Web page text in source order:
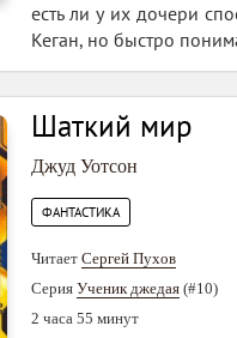
есть ли у их дочери
Кеган, но быстро
Шаткий мир
Джуд Уотсон
ФАНТАСТИКА
Читает Сергей Пухов
Серия Ученик джедая (#10)
2 часа 55 минут